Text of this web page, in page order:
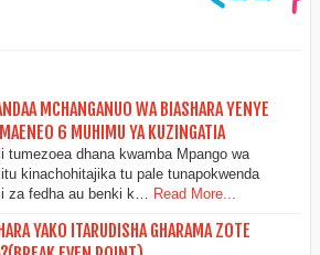
MCHANGANUO WA BIASHARA YENYE
6 MUHIMU YA KUZINGATIA
tumezoea dhana kwamba Mpango wa
kinachohitajika tu pale tunapokwenda
za fedha au benki k…
Read More...
YAKO ITARUDISHA GHARAMA ZOTE